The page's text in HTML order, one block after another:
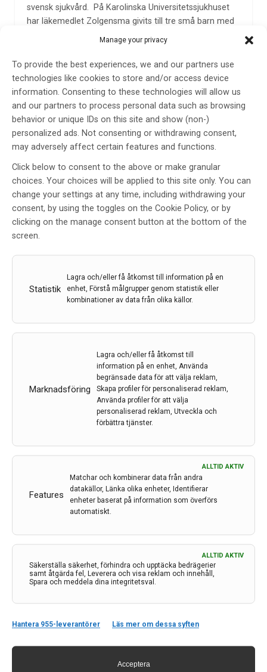
Manage your privacy
To provide the best experiences, we and our partners use
technologies like cookies to store and/or access device
information. Consenting to these technologies will allow us
and our partners to process personal data such as browsing
behavior or unique IDs on this site and show (non-)
personalized ads. Not consenting or withdrawing consent,
may adversely affect certain features and functions.
Click below to consent to the above or make granular
choices. Your choices will be applied to this site only. You can
change your settings at any time, including withdrawing your
consent, by using the toggles on the Cookie Policy, or by
clicking on the manage consent button at the bottom of the
screen.
Statistik
Lagra och/eller få åtkomst till information på en
enhet, Förstå målgrupper genom statistik eller
kombinationer av data från olika källor.
Marknadsföring
Lagra och/eller få åtkomst till
information på en enhet, Använda
begränsade data för att välja reklam,
Skapa profiler för personaliserad reklam,
Använda profiler för att välja
personaliserad reklam, Utveckla och
förbättra tjänster.
Features
ALLTID AKTIV
Matchar och kombinerar data från andra
datakällor, Länka olika enheter, Identifierar
enheter baserat på information som överförs
automatiskt.
Säkerställa säkerhet, förhindra och upptäcka bedrägerier
samt åtgärda fel, Leverera och visa reklam och innehåll,
Spara och meddela dina integritetsval.
ALLTID AKTIV
Hantera 955-leverantörer Läs mer om dessa syften
Acceptera
svensk sjukvård. På Karolinska Universitetssjukhuset
har läkemedlet Zolgensma givits till tre små barn med
en svår form av spinal muskelatrofi.
LÄS MER...
European Medicines Agency
lägger till observationella data
för vuxna med SMA i
produktresumen för SPINRAZA
(nusinersen)
AvBiogen
11 feb 2022 Etiketter:nusinersen ,SMA, Spinraza
NUSINERSEN ledde till kliniskt betydelsefulla
förbättringar, stabilisering av motorisk funktion hos
vuxna med spinal muskelatrofi (SMA) och bibehållen
Genterapin Zolgensma
rekommenderas till små barn
Etiketter: NT-rådet,onasemnogen abeparvovek,SMA
spinal muskelatrofi, Zolgensma
är en genterapi som ges vid ett tillfälle vid behandling
av den ärftliga och sällsynta neuromuskulära
sjukdomen spinal muskelatrofi typ 1.
Nya data för Spinraza bekräftar